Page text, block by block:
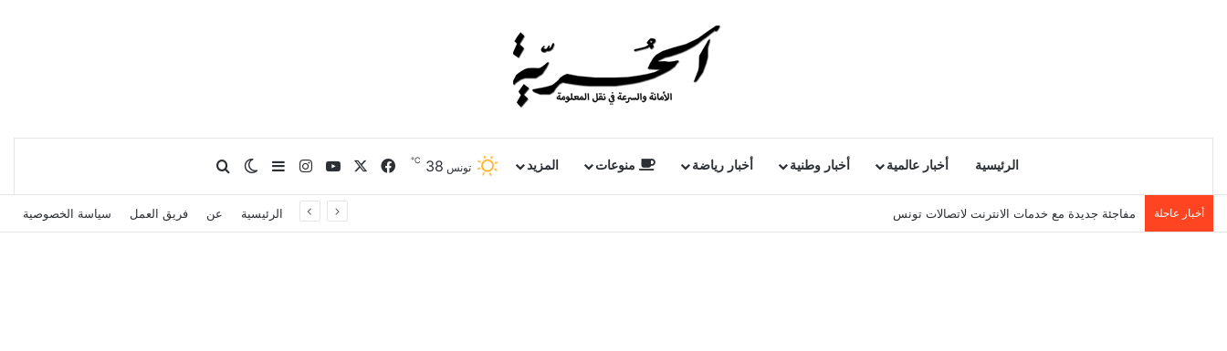
الرئيسية أخبار عالمية أخبار وطنية أخبار رياضة منوعات المزيد تونس 38
℃ فيسبوك يوتيوبانستقرامإضافة عمود جانبي
الوضع المظلم
بحث عن
أخبار عاجلة مفاجئة جديدة مع خدمات الانترنت لاتصالات تونس الرئيسية عن فريق العمل سياسة الخصوصية